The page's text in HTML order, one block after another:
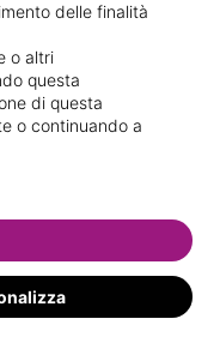
Indicazioni stradali
delle finalità
o altri
questa
di questa
o continuando a